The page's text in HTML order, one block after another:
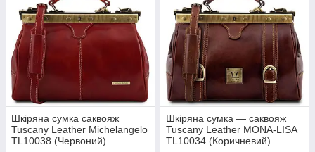
Шкіряна сумка саквояж
Tuscany Leather Michelangelo
TL10038 (Червоний)
Шкіряна сумка — саквояж
Tuscany Leather MONA-LISA
TL10034 (Коричневий)